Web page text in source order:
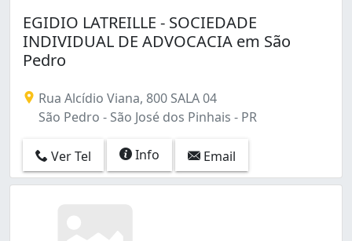
EGIDIO LATREILLE - SOCIEDADE
INDIVIDUAL DE ADVOCACIA em São
Pedro
Rua Alcídio Viana, 800 SALA 04
São Pedro - São José dos Pinhais - PR
Ver Tel Info Email